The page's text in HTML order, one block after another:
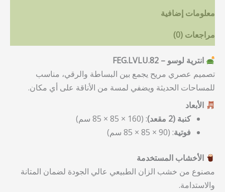
معلومات إضافية
مراجعات (0)
انترية لوسو – FEG.LVLU.82
تصميم عصري مريح يجمع بين البساطة والرقي، مناسب
للمساحات الحديثة ويضفي لمسة من الأناقة على أي مكان.
الأبعاد
كنبة (2 مقعد)
: (160 × 85 × 85 سم)
فوتية: (90 × 85 × 85 سم)
الأخشاب المستخدمة
مصنوع من خشب الزان الطبيعي عالي الجودة لضمان المتانة
والاستدامة.